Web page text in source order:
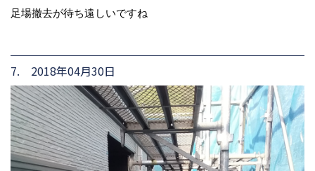
足場撤去が待ち遠しいですね
7. 2018年04月30日